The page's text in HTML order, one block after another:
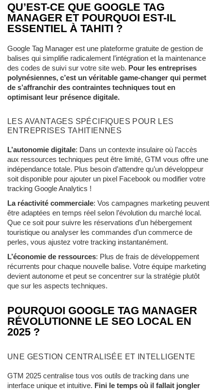
QU’EST-CE QUE GOOGLE TAG
MANAGER ET POURQUOI EST-IL
ESSENTIEL À TAHITI ?
Google Tag Manager est une plateforme gratuite de gestion de
balises qui simplifie radicalement l’intégration et la maintenance
des codes de suivi sur votre site web. Pour les entreprises
polynésiennes, c’est un véritable game-changer qui permet
de s’affranchir des contraintes techniques tout en
optimisant leur présence digitale.
LES AVANTAGES SPÉCIFIQUES POUR LES
ENTREPRISES TAHITIENNES
L’autonomie digitale: Dans un contexte insulaire où l’accès
aux ressources techniques peut être limité, GTM vous offre une
indépendance totale. Plus besoin d’attendre qu’un développeur
soit disponible pour ajouter un pixel Facebook ou modifier votre
tracking Google Analytics !
La réactivité commerciale: Vos campagnes marketing peuvent
être adaptées en temps réel selon l’évolution du marché local.
Que ce soit pour suivre les réservations d’un hébergement
touristique ou analyser les commandes d’un commerce de
perles, vous ajustez votre tracking instantanément.
L’économie de ressources: Plus de frais de développement
récurrents pour chaque nouvelle balise. Votre équipe marketing
devient autonome et peut se concentrer sur la stratégie plutôt
que sur les aspects techniques.
POURQUOI GOOGLE TAG MANAGER
RÉVOLUTIONNE LE SEO LOCAL EN
2025 ?
UNE GESTION CENTRALISÉE ET INTELLIGENTE
GTM 2025 centralise tous vos outils de tracking dans une
interface unique et intuitive. Fini le temps où il fallait jongler